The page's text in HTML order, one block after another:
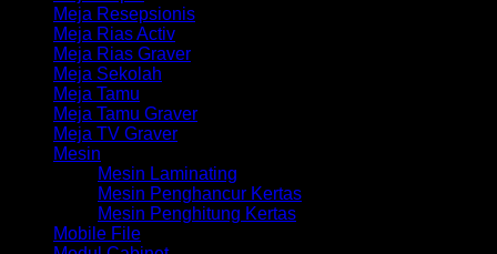
Meja Resepsionis
Meja Rias Activ
Meja Rias Graver
Meja Sekolah
Meja Tamu
Meja Tamu Graver
Meja TV Graver
Mesin
Mesin Laminating
Mesin Penghancur Kertas
Mesin Penghitung Kertas
Mobile File